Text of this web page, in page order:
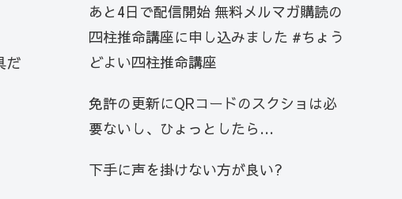
だ
あと4日で配信開始 無料メルマガ購読の
四柱推命講座に申し込みました #ちょう
どよい四柱推命講座
免許の更新にQRコードのスクショは必
要ないし、ひょっとしたら…
下手に声を掛けない方が良い?